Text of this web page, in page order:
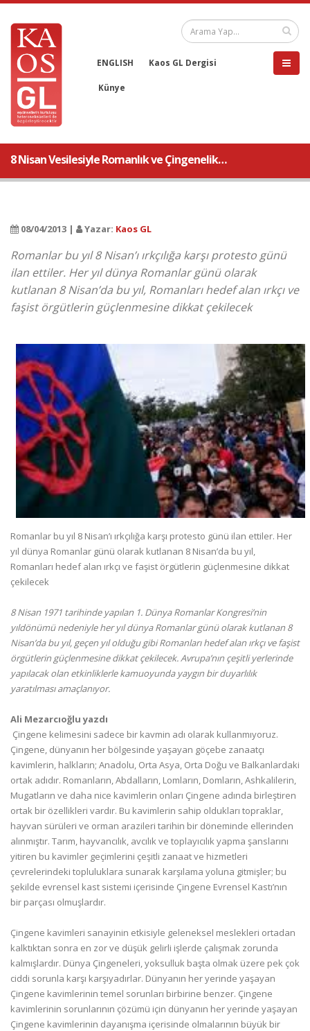
ENGLISH Kaos GL Dergisi
Künye
8 Nisan Vesilesiyle Romanlık ve Çingenelik…
08/04/2013 | Yazar: Kaos GL
Romanlar bu yıl 8 Nisan’ı ırkçılığa karşı protesto günü
ilan ettiler. Her yıl dünya Romanlar günü olarak
kutlanan 8 Nisan’da bu yıl, Romanları hedef alan ırkçı ve
faşist örgütlerin güçlenmesine dikkat çekilecek
Romanlar bu yıl 8 Nisan’ı ırkçılığa karşı protesto günü ilan ettiler. Her
yıl dünya Romanlar günü olarak kutlanan 8 Nisan’da bu yıl,
Romanları hedef alan ırkçı ve faşist örgütlerin güçlenmesine dikkat
çekilecek
8 Nisan 1971 tarihinde yapılan 1. Dünya Romanlar Kongresi’nin
yıldönümü nedeniyle her yıl dünya Romanlar günü olarak kutlanan 8
Nisan’da bu yıl, geçen yıl olduğu gibi Romanları hedef alan ırkçı ve faşist
örgütlerin güçlenmesine dikkat çekilecek. Avrupa’nın çeşitli yerlerinde
yapılacak olan etkinliklerle kamuoyunda yaygın bir duyarlılık
yaratılması amaçlanıyor.
Ali Mezarcıoğlu yazdı
Çingene kelimesini sadece bir kavmin adı olarak kullanmıyoruz.
Çingene, dünyanın her bölgesinde yaşayan göçebe zanaatçı
kavimlerin, halkların; Anadolu, Orta Asya, Orta Doğu ve Balkanlardaki
ortak adıdır. Romanların, Abdalların, Lomların, Domların, Ashkalilerin,
Mugatların ve daha nice kavimlerin onları Çingene adında birleştiren
ortak bir özellikleri vardır. Bu kavimlerin sahip oldukları topraklar,
hayvan sürüleri ve orman arazileri tarihin bir döneminde ellerinden
alınmıştır. Tarım, hayvancılık, avcılık ve toplayıcılık yapma şanslarını
yitiren bu kavimler geçimlerini çeşitli zanaat ve hizmetleri
çevrelerindeki topluluklara sunarak karşılama yoluna gitmişler; bu
şekilde evrensel kast sistemi içerisinde Çingene Evrensel Kastı’nın
bir parçası olmuşlardır.
Çingene kavimleri sanayinin etkisiyle geleneksel meslekleri ortadan
kalktıktan sonra en zor ve düşük gelirli işlerde çalışmak zorunda
kalmışlardır. Dünya Çingeneleri, yoksulluk başta olmak üzere pek çok
ciddi sorunla karşı karşıyadırlar. Dünyanın her yerinde yaşayan
Çingene kavimlerinin temel sorunları birbirine benzer. Çingene
kavimlerinin sorunlarının çözümü için dünyanın her yerinde yaşayan
Çingene kavimlerinin dayanışma içerisinde olmalarının büyük bir